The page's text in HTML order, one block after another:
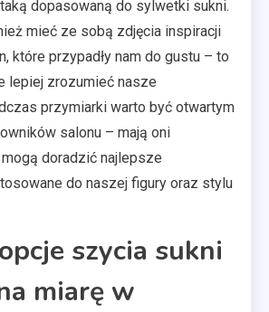
dopasowaną do sylwetki sukni.
mieć ze sobą zdjęcia inspiracji
które przypadły nam do gustu – to
lepiej zrozumieć nasze
przymiarki warto być otwartym
salonu – mają oni
doradzić najlepsze
do naszej figury oraz stylu
szycia sukni
miarę w